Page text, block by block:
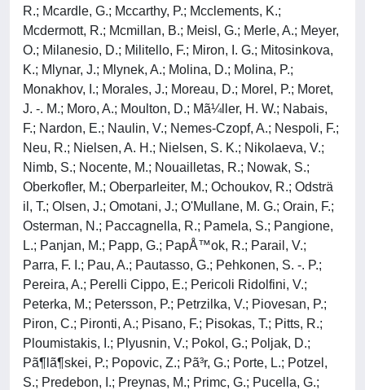
R.; Mcardle, G.; Mccarthy, P.; Mcclements, K.;
Mcdermott, R.; Mcmillan, B.; Meisl, G.; Merle, A.; Meyer,
O.; Milanesio, D.; Militello, F.; Miron, I. G.; Mitosinkova,
K.; Mlynar, J.; Mlynek, A.; Molina, D.; Molina, P.;
Monakhov, I.; Morales, J.; Moreau, D.; Morel, P.; Moret,
J. -. M.; Moro, A.; Moulton, D.; Mã¼ller, H. W.; Nabais,
F.; Nardon, E.; Naulin, V.; Nemes-Czopf, A.; Nespoli, F.;
Neu, R.; Nielsen, A. H.; Nielsen, S. K.; Nikolaeva, V.;
Nimb, S.; Nocente, M.; Nouailletas, R.; Nowak, S.;
Oberkofler, M.; Oberparleiter, M.; Ochoukov, R.; Odsträ
il, T.; Olsen, J.; Omotani, J.; O'Mullane, M. G.; Orain, F.;
Osterman, N.; Paccagnella, R.; Pamela, S.; Pangione,
L.; Panjan, M.; Papp, G.; PapÅ™ok, R.; Parail, V.;
Parra, F. I.; Pau, A.; Pautasso, G.; Pehkonen, S. -. P.;
Pereira, A.; Perelli Cippo, E.; Pericoli Ridolfini, V.;
Peterka, M.; Petersson, P.; Petrzilka, V.; Piovesan, P.;
Piron, C.; Pironti, A.; Pisano, F.; Pisokas, T.; Pitts, R.;
Ploumistakis, I.; Plyusnin, V.; Pokol, G.; Poljak, D.;
Pã¶lã¶skei, P.; Popovic, Z.; Pã³r, G.; Porte, L.; Potzel,
S.; Predebon, I.; Preynas, M.; Primc, G.; Pucella, G.;